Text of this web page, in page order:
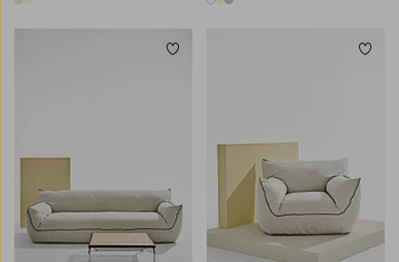
2 Farben 3 Farben
Zu Favoriten hinzufügen Zu